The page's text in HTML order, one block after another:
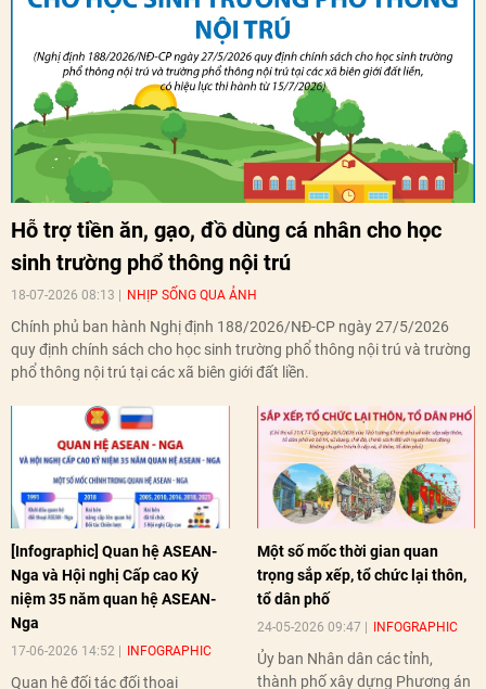
Hỗ trợ tiền ăn, gạo, đồ dùng cá nhân cho học
sinh trường phổ thông nội trú
18-07-2026 08:13 NHỊP SỐNG QUA ẢNH
Chính phủ ban hành Nghị định 188/2026/NĐ-CP ngày 27/5/2026
quy định chính sách cho học sinh trường phổ thông nội trú và trường
phổ thông nội trú tại các xã biên giới đất liền.
[Infographic] Quan hệ ASEAN-
Nga và Hội nghị Cấp cao Kỷ
niệm 35 năm quan hệ ASEAN-
Nga
17-06-2026 14:52 INFOGRAPHIC
Quan hệ đối tác đối thoại
Một số mốc thời gian quan
trọng sắp xếp, tổ chức lại thôn,
tổ dân phố
24-05-2026 09:47 INFOGRAPHIC
Ủy ban Nhân dân các tỉnh,
thành phố xây dựng Phương án